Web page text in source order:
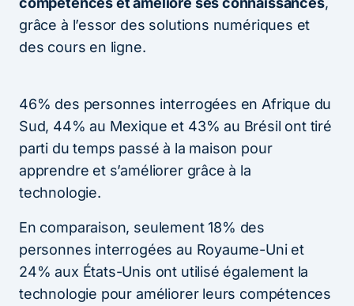
grâce à l’essor des solutions numériques et
des cours en ligne.
46% des personnes interrogées en Afrique du
Sud, 44% au Mexique et 43% au Brésil ont tiré
parti du temps passé à la maison pour
apprendre et s’améliorer grâce à la
technologie.
En comparaison, seulement 18% des
personnes interrogées au Royaume-Uni et
24% aux États-Unis ont utilisé également la
technologie pour améliorer leurs compétences